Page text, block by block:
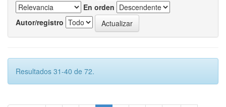
En orden
Autor/registro
Resultados 31-40 de 72.